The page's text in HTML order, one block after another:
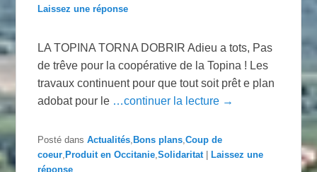
Laissez une réponse
LA TOPINA TORNA DOBRIR Adieu a tots, Pas
de trêve pour la coopérative de la Topina ! Les
travaux continuent pour que tout soit prêt e plan
adobat pour le …continuer la lecture →
Posté dans Actualités Bons plans ,Coup de
coeur Produit en Occitanie ,Solidaritat
Laissez une
réponse